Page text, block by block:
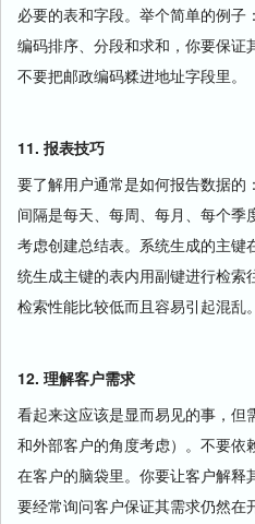
必要的表和字段。举个简单的例
编码排序、分段和求和，你要保
不要把邮政编码糅进地址字段里。
11. 报表技巧
要了解用户通常是如何报告数据的
间隔是每天、每周、每月、每个
考虑创建总结表。系统生成的主
统生成主键的表内用副键进行检索
检索性能比较低而且容易引起混乱。
12. 理解客户需求
看起来这应该是显而易见的事，
和外部客户的角度考虑）。不要
在客户的脑袋里。你要让客户解
要经常询问客户保证其需求仍然在